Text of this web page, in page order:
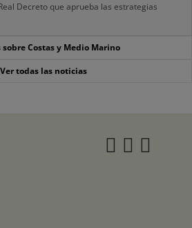
Decreto que aprueba las estrategias
Costas y Medio Marino
Ver todas las noticias